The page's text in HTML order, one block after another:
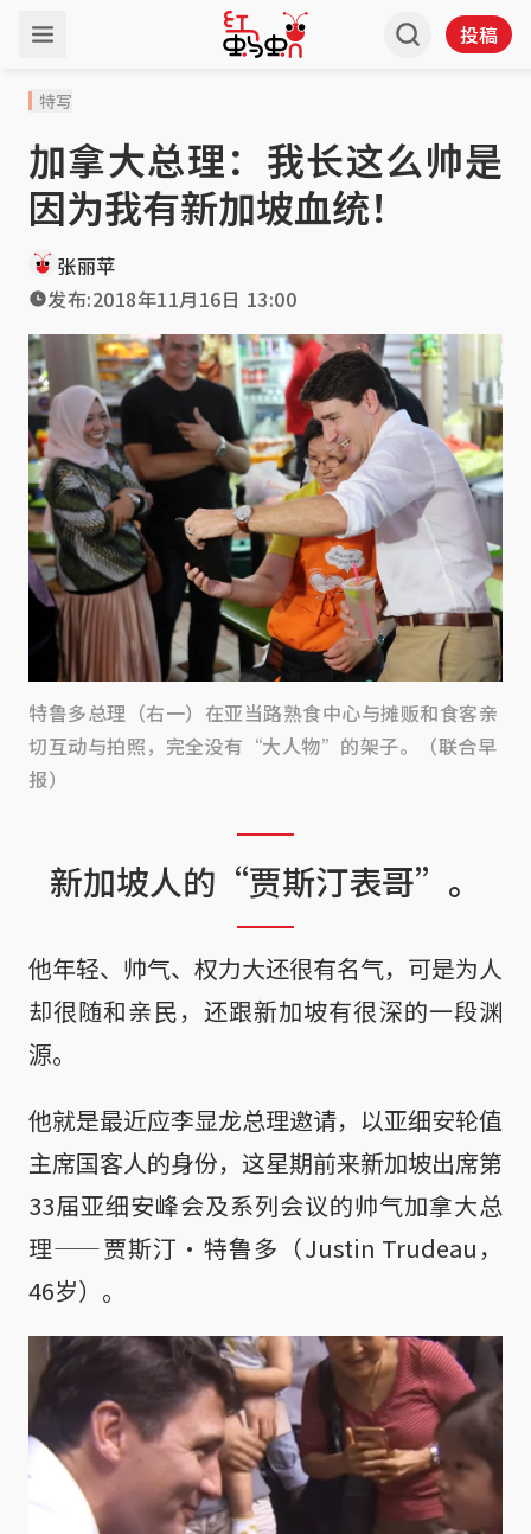
投稿
特写
加拿大总理：我长这么帅是
因为我有新加坡血统！
张丽苹
发布:2018年11月16日 13:00
特鲁多总理（右一）在亚当路熟食中心与摊贩和食客亲
切互动与拍照，完全没有“大人物”的架子。（联合早
报）
新加坡人的“贾斯汀表哥”。
他年轻、帅气、权力大还很有名气，可是为人
却很随和亲民，还跟新加坡有很深的一段渊
源。
他就是最近应李显龙总理邀请，以亚细安轮值
主席国客人的身份，这星期前来新加坡出席第
33届亚细安峰会及系列会议的帅气加拿大总
理——贾斯汀·特鲁多（Justin Trudeau，
46岁）。